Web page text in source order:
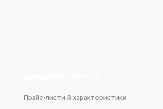
Прайс-листи й характеристики